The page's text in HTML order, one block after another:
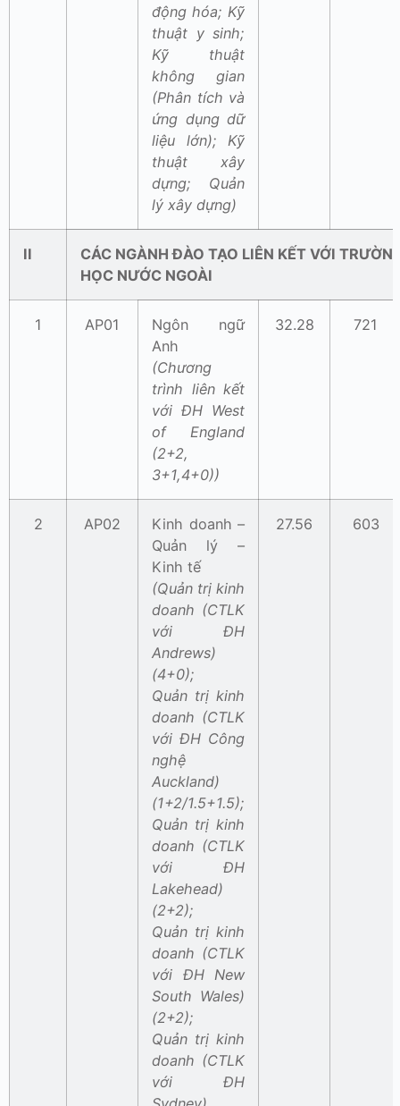
động hóa; Kỹ
thuật y sinh;
Kỹ thuật
không gian
(Phân tích và
ứng dụng dữ
liệu lớn); Kỹ
thuật xây
dựng; Quản
lý xây dựng)
II
CÁC NGÀNH ĐÀO TẠO LIÊN KẾT VỚI
HỌC NƯỚC NGOÀI
1 AP01
Ngôn ngữ
Anh
(Chương
trình liên kết
với ĐH West
of England
(2+2,
3+1,4+0))
32.28 721
2 AP02
Kinh doanh –
Quản lý –
Kinh tế
(Quản trị kinh
doanh (CTLK
với ĐH
Andrews)
(4+0);
Quản trị kinh
doanh (CTLK
với ĐH Công
nghệ
Auckland)
(1+2/1.5+1.5);
Quản trị kinh
doanh (CTLK
với ĐH
Lakehead)
(2+2);
Quản trị kinh
doanh (CTLK
với ĐH New
South Wales)
(2+2);
Quản trị kinh
doanh (CTLK
với ĐH
27.56 603